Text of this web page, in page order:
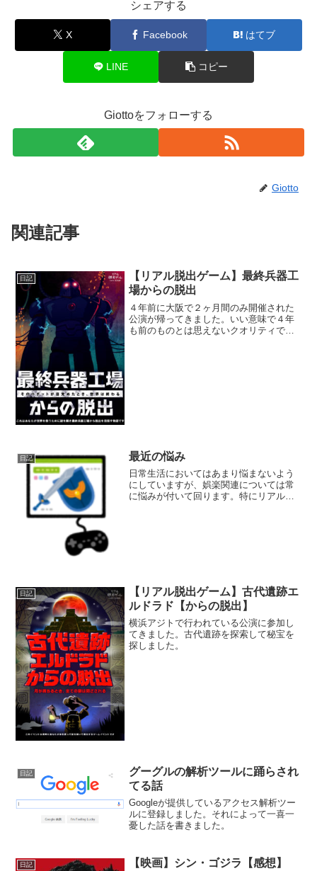
シェアする
X Facebook はてブ
LINE コピー
Giottoをフォローする
Giotto
関連記事
日記
【リアル脱出ゲーム】最終兵器工
場からの脱出
４年前に大阪で２ヶ月間のみ開催された
公演が帰ってきました。いい意味で４年
も前のものとは思えないクオリティでし
日記 最近の悩み
日常生活においてはあまり悩まないよう
にしていますが、娯楽関連については常
に悩みが付いて回ります。特にリアル脱
日記
【リアル脱出ゲーム】古代遺跡エ
ルドラド【からの脱出】
横浜アジトで行われている公演に参加し
てきました。古代遺跡を探索して秘宝を
探しました。
日記
グーグルの解析ツールに踊らされ
てる話
Googleが提供しているアクセス解析ツー
ルに登録しました。それによって一喜一
憂した話を書きました。
日記 【映画】シン・ゴジラ【感想】